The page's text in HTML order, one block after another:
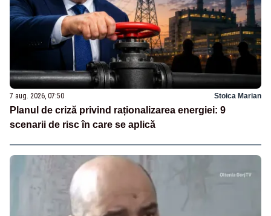
7 aug. 2026, 07:50 Stoica Marian
Planul de criză privind raționalizarea energiei: 9
scenarii de risc în care se aplică